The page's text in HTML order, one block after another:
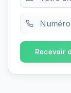
Recevoir